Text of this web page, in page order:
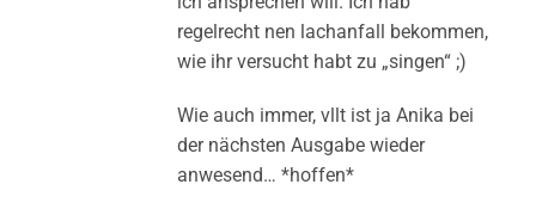
regelrecht nen lachanfall bekommen,
wie ihr versucht habt zu „singen“ ;)
Wie auch immer, vllt ist ja Anika bei
der nächsten Ausgabe wieder
anwesend… *hoffen*